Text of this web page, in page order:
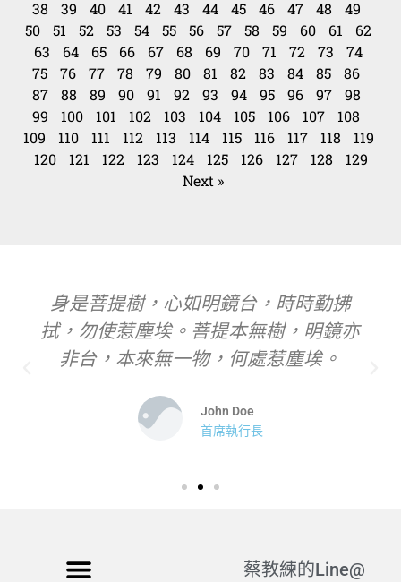
38
39 40 41 42 43 44 45 46 47 48
49
50
51 52 53 54 55 56 57 58 59 60 61
62
63
64 65 66 67 68 69 70 71 72 73
74
75
76 77 78 79 80 81 82 83 84 85
86
87
88 89 90 91 92 93 94 95 96 97
98
99
100 101 102 103 104 105 106 107
108
109
110 111 112 113 114 115 116 117 118
119
120
121 122 123 124 125 126 127 128
129
Next »
身是菩提樹，心如明鏡台，時時勤拂
拭，勿使惹塵埃。菩提本無樹，明鏡亦
非台，本來無一物，何處惹塵埃。
John Doe
首席執行長
蔡教練的Line@